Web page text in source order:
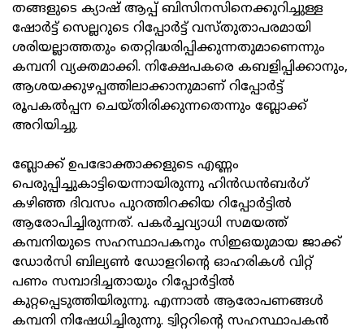
തങ്ങളുടെ ക്യാഷ് ആപ്പ് ബിസിനസിനെക്കുറിച്ചുള്ള
ഷോര്‍ട്ട് സെല്ലറുടെ റിപ്പോര്‍ട്ട് വസ്തുതാപരമായി
ശരിയല്ലാത്തതും തെറ്റിദ്ധരിപ്പിക്കുന്നതുമാണെന്നും
കമ്പനി വ്യക്തമാക്കി. നിക്ഷേപകരെ കബളിപ്പിക്കാനും,
ആശയക്കുഴപ്പത്തിലാക്കാനുമാണ് റിപ്പോര്‍ട്ട്
രൂപകല്‍പ്പന ചെയ്തിരിക്കുന്നതെന്നും ബ്ലോക്ക്
അറിയിച്ചു.
ബ്ലോക്ക് ഉപഭോക്താക്കളുടെ എണ്ണം
പെരുപ്പിച്ചുകാട്ടിയെന്നായിരുന്നു ഹിന്‍ഡന്‍ബര്‍ഗ്
കഴിഞ്ഞ ദിവസം പുറത്തിറക്കിയ റിപ്പോര്‍ട്ടില്‍
ആരോപിച്ചിരുന്നത്. പകര്‍ച്ചവ്യാധി സമയത്ത്
കമ്പനിയുടെ സഹസ്ഥാപകനും സിഇഒയുമായ ജാക്ക്
ഡോര്‍സി ബില്യണ്‍ ഡോളറിന്റെ ഓഹരികള്‍ വിറ്റ്
പണം സമ്പാദിച്ചതായും റിപ്പോര്‍ട്ടില്‍
കുറ്റപ്പെടുത്തിയിരുന്നു. എന്നാല്‍ ആരോപണങ്ങള്‍
കമ്പനി നിഷേധിച്ചിരുന്നു. ട്വിറ്ററിന്റെ സഹസ്ഥാപകന്‍